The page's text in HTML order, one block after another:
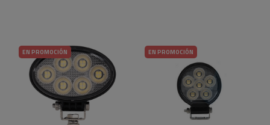
EN PROMOCIÓN EN PROMOCIÓN